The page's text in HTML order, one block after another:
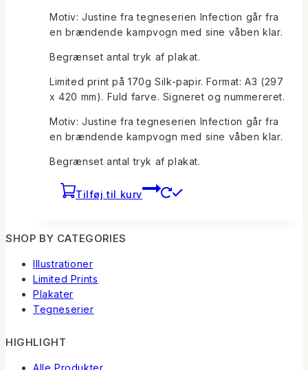
kr.75. kr.50.
Motiv: Justine fra tegneserien Infection går fra
en brændende kampvogn med sine våben klar.
Begrænset antal tryk af plakat.
Limited print på 170g Silk-papir. Format: A3 (297
x 420 mm). Fuld farve. Signeret og nummereret.
Motiv: Justine fra tegneserien Infection går fra
en brændende kampvogn med sine våben klar.
Begrænset antal tryk af plakat.
Tilføj til kurv
SHOP BY CATEGORIES
Illustrationer
Limited Prints
Plakater
Tegneserier
HIGHLIGHT